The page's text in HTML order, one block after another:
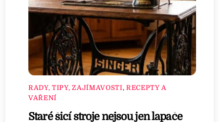
RADY, TIPY, ZAJÍMAVOSTI, RECEPTY A
VAŘENÍ
Staré šicí stroje nejsou jen lapače